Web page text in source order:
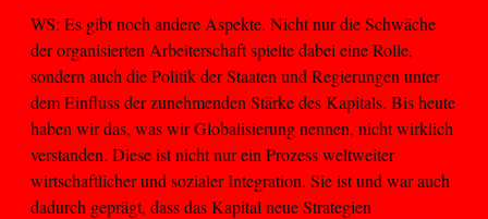
WS: Es gibt noch andere Aspekte. Nicht nur die Schwäche
der organisierten Arbeiterschaft spielte dabei eine Rolle,
sondern auch die Politik der Staaten und Regierungen unter
dem Einfluss der zunehmenden Stärke des Kapitals. Bis heute
haben wir das, was wir Globalisierung nennen, nicht wirklich
verstanden. Diese ist nicht nur ein Prozess weltweiter
wirtschaftlicher und sozialer Integration. Sie ist und war auch
dadurch geprägt, dass das Kapital neue Strategien